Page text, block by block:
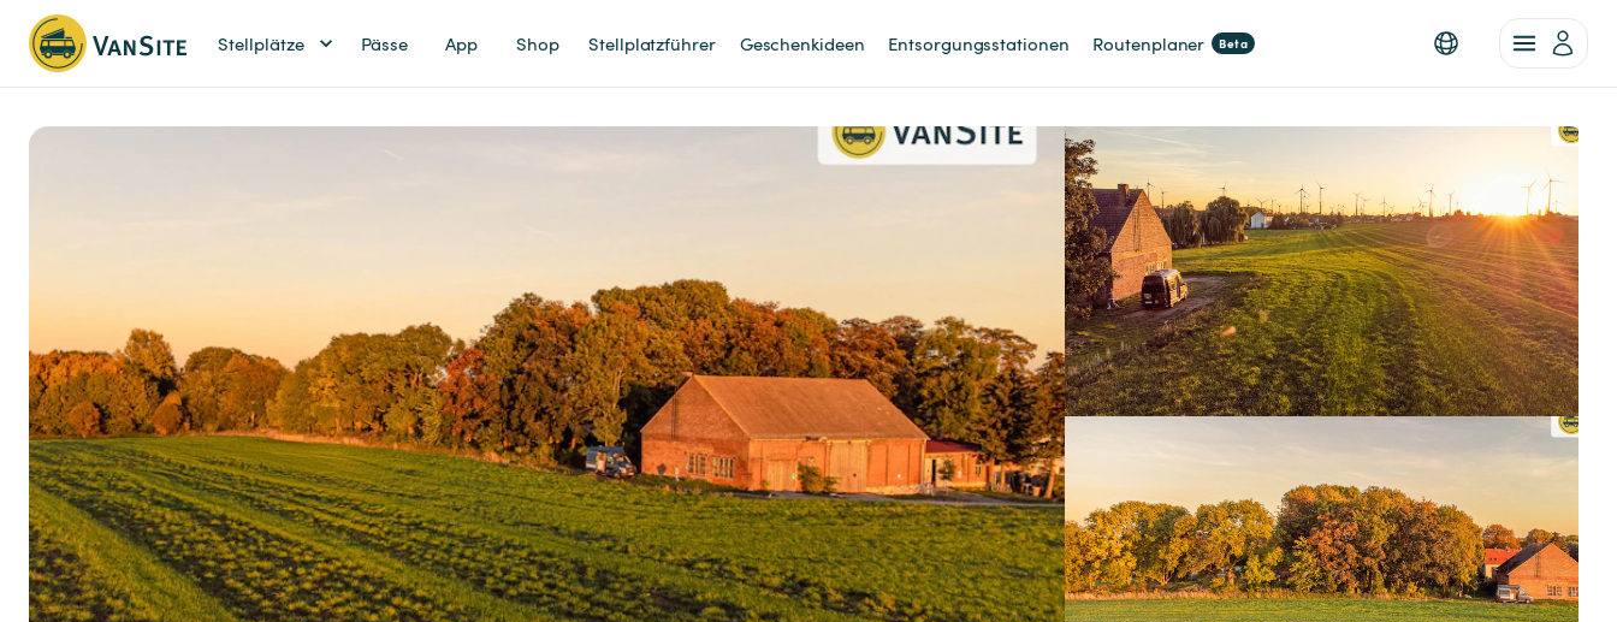
Stellplätze Pässe App Shop Stellplatzführer Geschenkideen Entsorgungsstationen Routenplaner Beta